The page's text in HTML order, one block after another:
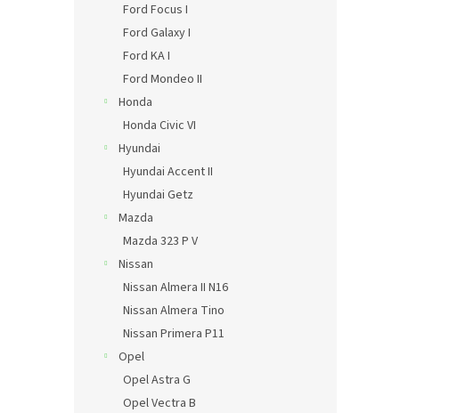
Ford Focus I
Ford Galaxy I
Ford KA I
Ford Mondeo II
Honda
Honda Civic VI
Hyundai
Hyundai Accent II
Hyundai Getz
Mazda
Mazda 323 P V
Nissan
Nissan Almera II N16
Nissan Almera Tino
Nissan Primera P11
Opel
Opel Astra G
Opel Vectra B